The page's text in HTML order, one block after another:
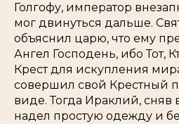
Голгофу, император
мог двинуться дальше.
объяснил царю, что ему
Ангел Господень, ибо Тот,
Крест для искупления
совершил свой Крестный
виде. Тогда Ираклий,
надел простую одежду и